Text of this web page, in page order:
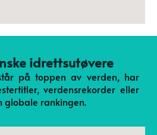
idrettsutøvere
på toppen av verden, har
verdensrekorder eller
globale rankingen.